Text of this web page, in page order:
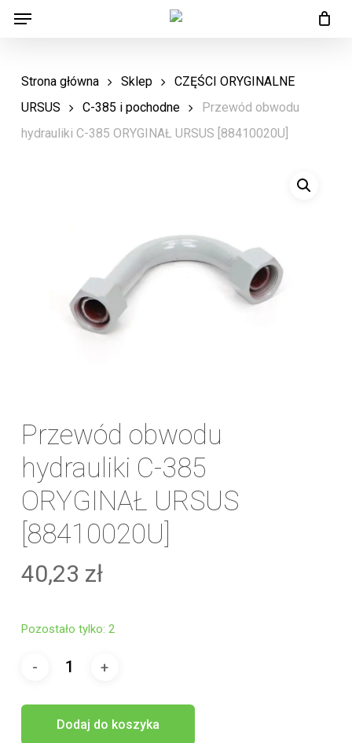
Skip
content
Menu
Strona główna Sklep
CZĘŚCI ORYGINALNE
URSUS
C-385 i pochodne
Przewód obwodu
hydrauliki C-385 ORYGINAŁ URSUS [88410020U]
Przewód obwodu
hydrauliki C-385
ORYGINAŁ URSUS
[88410020U]
40,23 zł
Pozostało tylko: 2
Dodaj do koszyka
Menu